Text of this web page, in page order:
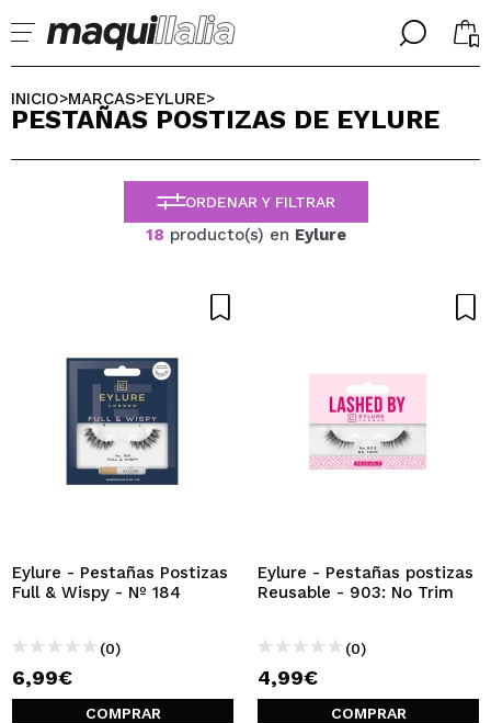
╳
Ya soy #maquilover, tengo cuenta
No tengo cuenta aquí
QUIERO REGISTRARME
tus compras rápidamente, revisar el estado de tus
pedidos y consultar tus operaciones anteriores.
CREAR CUENTA
╳
SELECCIONA TU IDIOMA
ESPAÑOL
ENGLISH
FRANCES
ALEMAN
INICIO>MARCAS>EYLURE>
PESTAÑAS POSTIZAS DE EYLURE
ORDENAR Y FILTRAR
18 producto(s) en Eylure
Eylure - Pestañas Postizas
Full & Wispy - Nº 184
(0)
6,99€
COMPRAR
Eylure - Pestañas postizas
Reusable - 903: No Trim
(0)
4,99€
COMPRAR